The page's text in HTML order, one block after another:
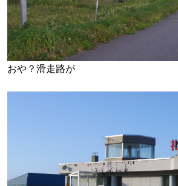
おや？滑走路が